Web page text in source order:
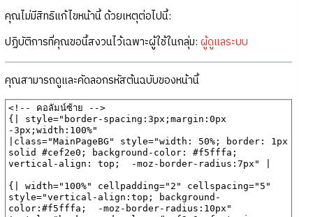
คุณไม่มีสิทธิแก้ไขหน้านี้ ด้วยเหตุต่อไปนี้:
ปฏิบัติการที่คุณขอนี้สงวนไว้เฉพาะผู้ใช้ในกลุ่ม: ผู้ดูแลระบบ
คุณสามารถดูและคัดลอกรหัสต้นฉบับของหน้านี้